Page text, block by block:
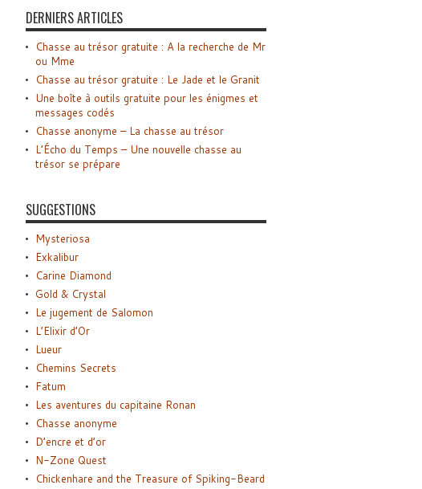
DERNIERS ARTICLES
Chasse au trésor gratuite : A la recherche de Mr
ou Mme
Chasse au trésor gratuite : Le Jade et le Granit
Une boîte à outils gratuite pour les énigmes et
messages codés
Chasse anonyme – La chasse au trésor
L’Écho du Temps – Une nouvelle chasse au
trésor se prépare
SUGGESTIONS
Mysteriosa
Exkalibur
Carine Diamond
Gold & Crystal
Le jugement de Salomon
L’Elixir d’Or
Lueur
Chemins Secrets
Fatum
Les aventures du capitaine Ronan
Chasse anonyme
D’encre et d’or
N-Zone Quest
Chickenhare and the Treasure of Spiking-Beard